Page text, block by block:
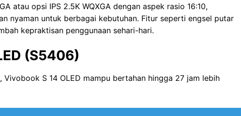
atau opsi IPS 2.5K WQXGA dengan aspek rasio 16:10,
nyaman untuk berbagai kebutuhan. Fitur seperti engsel putar
kepraktisan penggunaan sehari-hari.
(S5406)
S 14 OLED mampu bertahan hingga 27 jam lebih